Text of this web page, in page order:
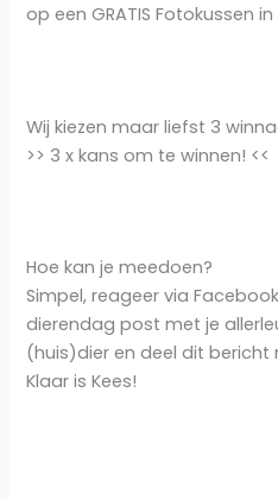
op een GRATIS Fotokussen
Wij kiezen maar liefst 3
>> 3 x kans om te winnen! <<
Hoe kan je meedoen?
Simpel, reageer via
dierendag post met je
(huis)dier en deel dit bericht
Klaar is Kees!